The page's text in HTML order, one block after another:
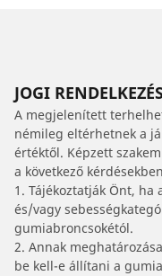
JOGI
A megjelenített
némileg eltérhetnek a
értéktől. Képzett
a következő
1. Tájékoztatják Önt,
és/vagy
gumiabroncsokétól.
2. Annak
be kell-e állítani a